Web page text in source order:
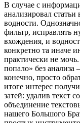
В случае с
анализировал
водности.
фильтр, исправлять
вхождения, и
конкретно та иначе
практически не
попало» без
конечно, просто
итоге интерес
затей: удалив текст
объединение
нашего Большого